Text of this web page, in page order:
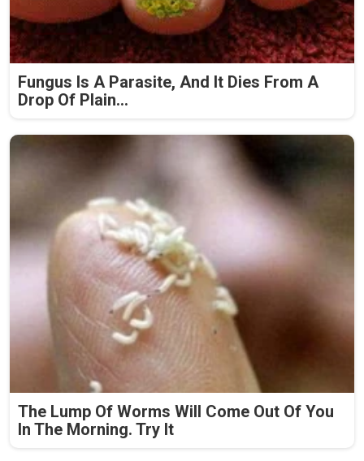
Fungus Is A Parasite, And It Dies From A
Drop Of Plain...
The Lump Of Worms Will Come Out Of You
In The Morning. Try It